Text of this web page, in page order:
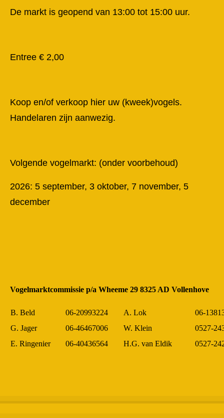
De markt is geopend van 13:00 tot 15:00 uur.
Entree € 2,00
Koop en/of verkoop hier uw (kweek)vogels.
Handelaren zijn aanwezig.
Volgende vogelmarkt: (onder voorbehoud)
2026: 5 september, 3 oktober, 7 november, 5
december
Vogelmarktcommissie p/a Wheeme 29 8325 AD Vollenhove
B. Beld 06-20993224 A. Lok
06-
G. Jager
06-46467006 W. Klein
0527-
E. Ringenier
06-40436564 H.G. van Eldik 0527-